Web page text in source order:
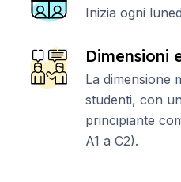
Inizia ogni
Dimensioni
La dimensione
studenti, con
principiante
A1 a C2).